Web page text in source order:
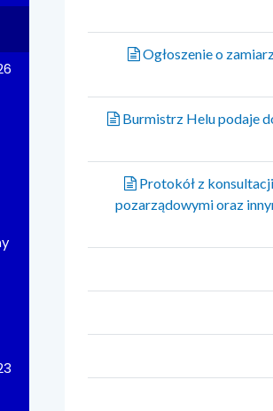
Ogłoszenie o
Burmistrz Helu podaje
Protokół z
pozarządowymi oraz